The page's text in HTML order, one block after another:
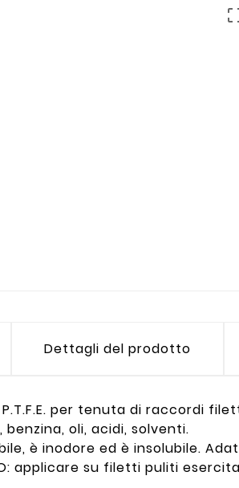
Dettagli del prodotto
per tenuta di raccordi
benzina, oli, acidi, solventi.
è inodore ed è insolubile.
applicare su filetti puliti